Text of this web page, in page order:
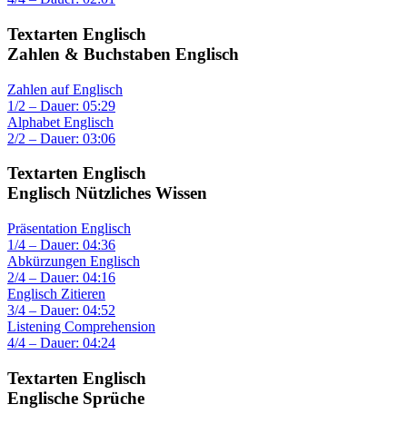
Textarten Englisch
Zahlen & Buchstaben Englisch
Zahlen auf Englisch
1/2 – Dauer: 05:29
Alphabet Englisch
2/2 – Dauer: 03:06
Textarten Englisch
Englisch Nützliches Wissen
Präsentation Englisch
1/4 – Dauer: 04:36
Abkürzungen Englisch
2/4 – Dauer: 04:16
Englisch Zitieren
3/4 – Dauer: 04:52
Listening Comprehension
4/4 – Dauer: 04:24
Textarten Englisch
Englische Sprüche